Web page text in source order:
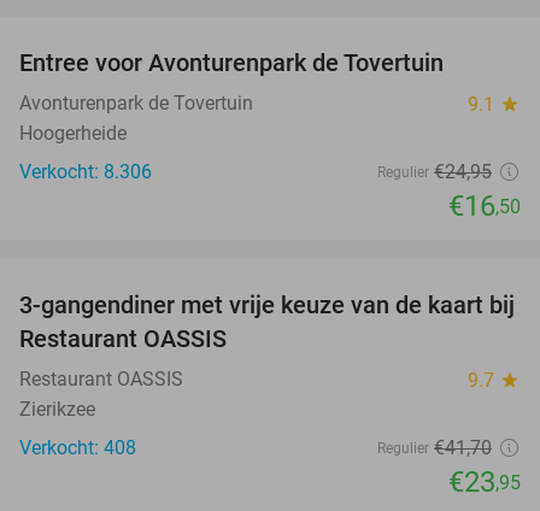
Entree voor Avonturenpark de Tovertuin
Avonturenpark de Tovertuin 9.1 star
Hoogerheide
Verkocht: 8.306
Regulier €24,95
€16,50
43%
3-gangendiner met vrije keuze van de kaart bij
Restaurant OASSIS
Restaurant OASSIS 9.7 star
Zierikzee
Verkocht: 408
Regulier €41,70
€23,95